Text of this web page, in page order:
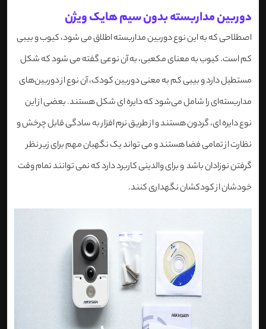
دوربین مداربسته بدون سیم هایک ویژن
اصطلاحی که به این نوع دوربین مداربسته اطلاق می شود، کیوب و بیبی
کم است. کیوب به معنای مکعبی، به آن نوعی گفته می شود که شکل
مستطیل دارد و بیبی کم به معنی دوربین کودک، آن نوع از دوربین‌های
مداربسته‌ای را شامل می‌شود که دایره ای شکل هستند. بعضی از این
نوع دایره ای، گردون هستند و از طریق نرم افزار به سادگی قابل چرخش و
نظارت از تمامی فضا هستند و می تواند یک نگهبان مهم برای زیر نظر
گرفتن نوزادان باشد و برای والدینی کاربرد دارد که نمی توانند تمام وقت
خودشان از کودکشان نگهداری کنند.